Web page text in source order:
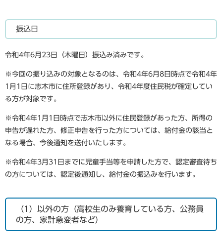
振込日
令和4年6月23日（木曜日）振込み済みです。
※今回の振り込みの対象となるのは、令和4年6月8日時点で令和4年
1月1日に志木市に住所登録があり、令和4年度住民税が確定してい
る方が対象です。
※令和4年1月1日時点で志木市以外に住民登録があった方、所得の
申告が遅れた方、修正申告を行った方については、給付金の該当と
なる場合、今後通知を送付いたします。
※令和4年3月31日までに児童手当等を申請した方で、認定審査待ち
の方については、認定後通知し、給付金の振込みを行います。
（1）以外の方（高校生のみ養育している方、公務員
の方、家計急変者など）